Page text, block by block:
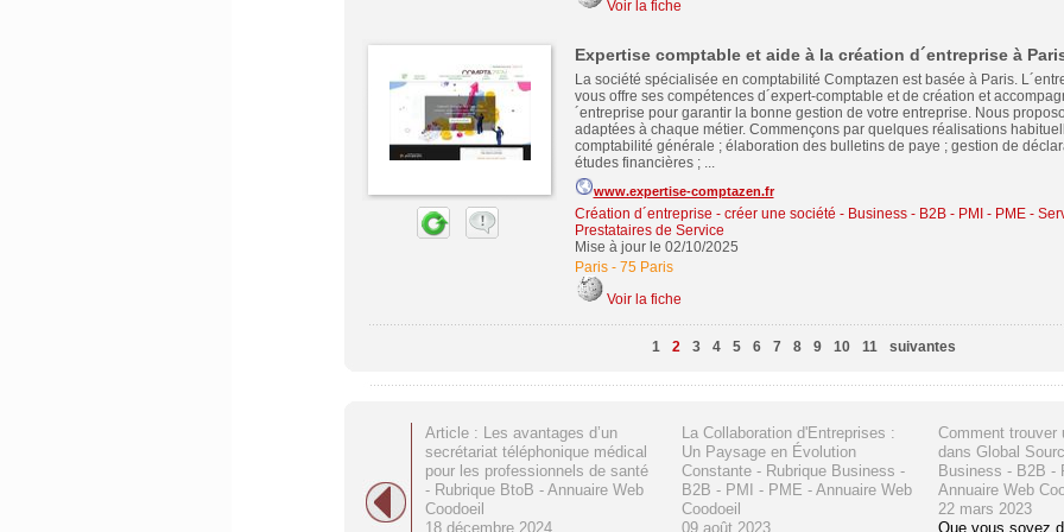
Voir la fiche
Expertise comptable et aide à la création d´entreprise à
La société spécialisée en comptabilité Comptazen est basée à Paris.
vous offre ses compétences d´expert-comptable et de création et
´entreprise pour garantir la bonne gestion de votre entreprise. Nous
adaptées à chaque métier. Commençons par quelques réalisations
comptabilité générale ; élaboration des bulletins de paye ; gestion de
études financières ; ...
www.expertise-comptazen.fr
Création d´entreprise - créer une société - Business - B2B - PMI - PME-
Prestataires de Service
Mise à jour le 02/10/2025
Paris- 75 Paris
Voir la fiche
1 2 3 4 5 6 7 8 9 10 11 suivantes
Article : Les avantages d’un
secrétariat téléphonique médical
pour les professionnels de santé
- Rubrique BtoB - Annuaire Web
Coodoeil
18 décembre 2024
La Collaboration d'Entreprises :
Un Paysage en Évolution
Constante - Rubrique Business -
B2B - PMI - PME - Annuaire Web
Coodoeil
09 août 2023
Comment trouver
dans Global
Business - B2B -
Annuaire Web
22 mars 2023
Que vous soyez